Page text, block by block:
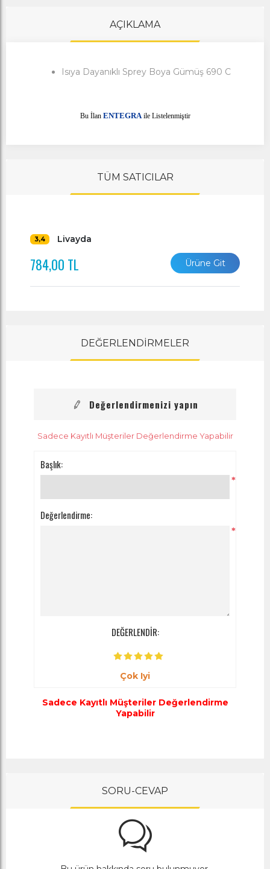
AÇIKLAMA
Isıya Dayanıklı Sprey Boya Gümüş 690 C
Bu İlan ENTEGRAile Listelenmiştir
TÜM SATICILAR
3,4 Livayda
784,00 TL Ürüne Git
DEĞERLENDİRMELER
Değerlendirmenizi yapın
Sadece Kayıtlı Müşteriler Değerlendirme Yapabilir
Başlık:
*
Değerlendirme:
*
DEĞERLENDİR:
Çok Iyi
Sadece Kayıtlı Müşteriler Değerlendirme
Yapabilir
SORU-CEVAP